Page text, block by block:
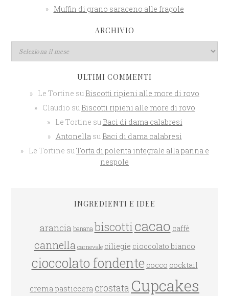
Muffin di grano saraceno alle fragole
ARCHIVIO
ULTIMI COMMENTI
Le Tortine su Biscotti ripieni alle more di rovo
Claudio su Biscotti ripieni alle more di rovo
Le Tortine su Baci di dama calabresi
Antonellasu Baci di dama calabresi
Le Tortine suTorta di polenta integrale alla panna e
nespole
INGREDIENTI E IDEE
arancia banana biscotticacao caffè
cannella carnevale ciliegie cioccolato bianco
cioccolato fondente cocco cocktail
crema pasticcera crostata Cupcakes